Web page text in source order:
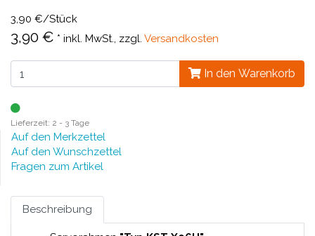
3,90 €/Stück
3,90 € * inkl. MwSt., zzgl. Versandkosten
In den Warenkorb
Lieferzeit: 2 - 3 Tage
Auf den Merkzettel
Auf den Wunschzettel
Fragen zum Artikel
Beschreibung